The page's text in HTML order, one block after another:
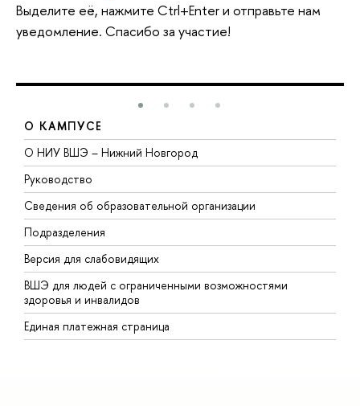
Выделите её, нажмите Ctrl+Enter и отправьте нам
уведомление. Спасибо за участие!
О КАМПУСЕ
О НИУ ВШЭ – Нижний Новгород
Руководство
Сведения об образовательной организации
Подразделения
Версия для слабовидящих
ВШЭ для людей с ограниченными возможностями
здоровья и инвалидов
Единая платежная страница